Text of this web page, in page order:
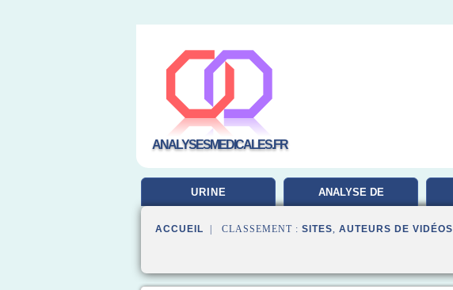
ANALYSESMEDICALES.FR
URINE ANALYSE DE
ACCUEIL | CLASSEMENT : SITES, AUTEURS DE VIDÉOS